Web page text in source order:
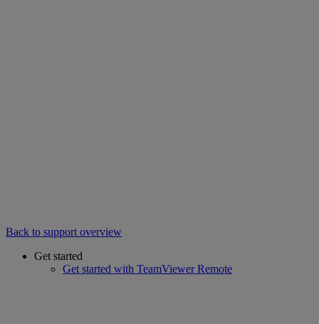
Back to support overview
Get started
Get started with TeamViewer Remote